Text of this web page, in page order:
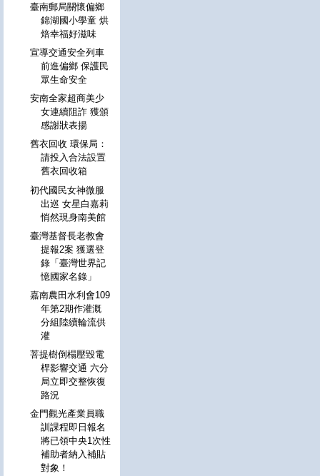
臺南郵局關懷偏鄉
錦湖國小學童 烘
焙幸福好滋味
宣導交通安全列車
前進偏鄉 保護民
眾生命安全
安南全家超商美少
女連續阻詐 獲頒
感謝狀表揚
舊衣回收 環保局：
請投入合法設置
舊衣回收箱
初代國民女神微服
出巡 女星白嘉莉
悄然現身南美館
臺灣基督長老教會
提報2案 獲選登
錄「臺灣世界記
憶國家名錄」
嘉南農田水利會109
年第2期作灌溉
分組陸續輪流供
灌
菩提樹倒榻壓毀電
桿影響交通 六分
局立即交整恢復
路況
金門觀光產業員職
訓課程即日報名
將已領中央1次性
補助者納入補貼
對象！